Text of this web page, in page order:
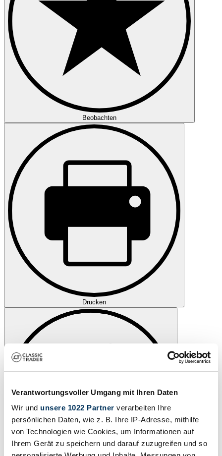
Verantwortungsvoller Umgang mit Ihren Daten
Wir und unsere 1022 Partner verarbeiten Ihre
persönlichen Daten, wie z. B. Ihre IP-Adresse, mithilfe
von Technologien wie Cookies, um Informationen auf
Ihrem Gerät zu speichern und darauf zuzugreifen und so
Beobachten
Drucken